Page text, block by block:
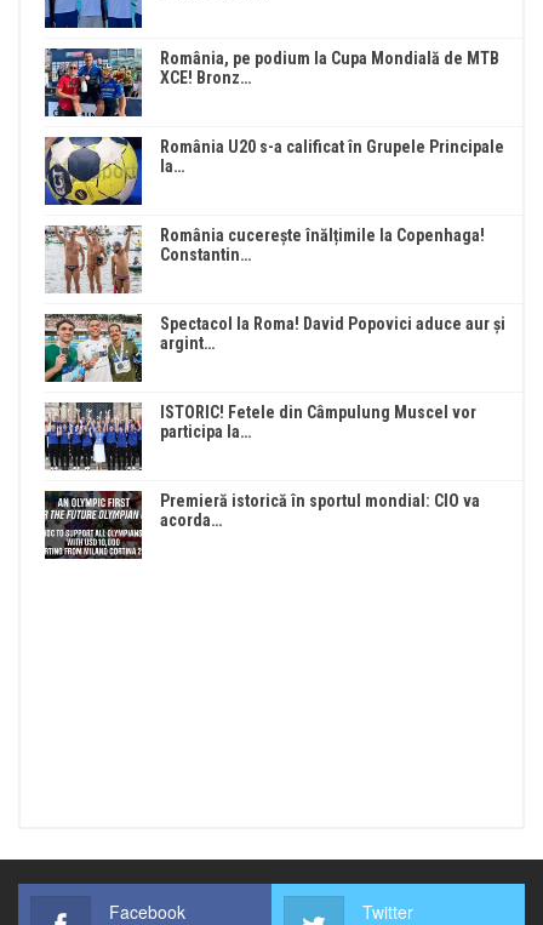
România, pe podium la Cupa Mondială de MTB
XCE! Bronz…
România U20 s-a calificat în Grupele Principale
la…
România cucerește înălțimile la Copenhaga!
Constantin…
Spectacol la Roma! David Popovici aduce aur și
argint…
ISTORIC! Fetele din Câmpulung Muscel vor
participa la…
Premieră istorică în sportul mondial: CIO va
acorda…
Facebook Twitter